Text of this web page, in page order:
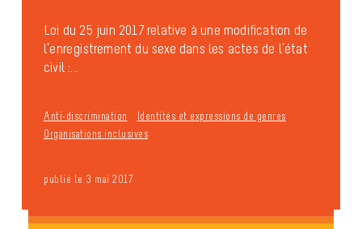
Loi du 25 juin 2017 relative à une modification de
l’enregistrement du sexe dans les actes de l’état
civil :...
Anti-discrimination
Identités et expressions de genres
Organisations inclusives
publié le 3 mai 2017